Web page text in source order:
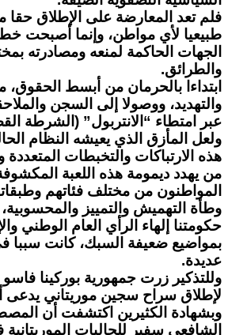
فلم تعد المعارضة على الإطلاق حقا
طبيعيا لأي مواطن، وإنما أصبحت
الجهات الحاكمة لمنعه ومصادرته
والطرائق.
ابتداءا بالحرمان من أبسط الحقوق،
والتهديد، ووصولا إلى السجن
عبر امتطاء “الانتربول” (الشرطة
ولعل المأزق الذي يعيشه النظام
هذه الارتباكات والتخبطات المتعددة
من يهدد ديمومة هذه اللعبة
المواطنون من مختلف فئاتهم
وطأة التهميش والتمييز
حكومتنا إلهاء الرأي العام الوطني
بمواضيع ضعيفة السبك، كانت
عديدة.
وللتذكير زرت جمهورية بوركينا
لإطلاق سراح سجين موريتاني يدعى
وبشهادة الكثيرين اكتشفت أن
الشافعي سفير للجاليات